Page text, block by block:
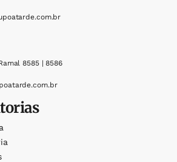
8585 | 8586